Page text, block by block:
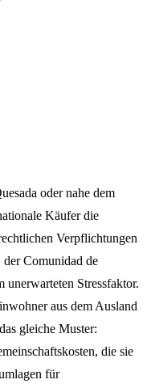
oder nahe dem
Käufer die
Verpflichtungen
der Comunidad de
Stressfaktor.
aus dem Ausland
gleiche Muster:
die sie
für